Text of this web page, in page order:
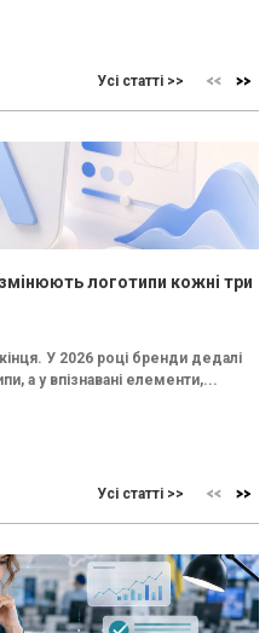
Усі статті >>
логотипи кожні три
У 2026 році бренди дедалі
а у впізнавані елементи,...
Усі статті >>